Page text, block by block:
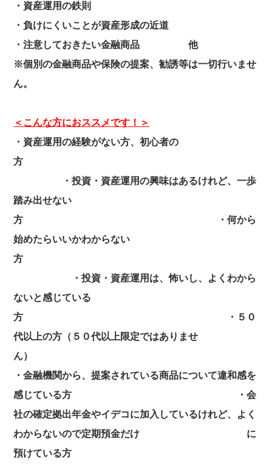
・資産運用の鉄則
・負けにくいことが資産形成の近道
・注意しておきたい金融商品 他
※個別の金融商品や保険の提案、勧誘等は一切行いませ
ん。
＜こんな方におススメです！＞
・資産運用の経験がない方、初心者の
方
・投資・資産運用の興味はあるけれど、一歩
踏み出せない
方
・何から
始めたらいいかわからない
方
・投資・資産運用は、怖いし、よくわから
ないと感じている
方
・５０
代以上の方（５０代以上限定ではありませ
ん）
・金融機関から、提案されている商品について違和感を
感じている方
・会
社の確定拠出年金やイデコに加入しているけれど、よく
わからないので定期預金だけ に
預けている方